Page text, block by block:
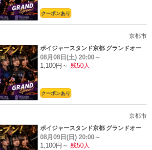
クーポンあり
京都市
ボイジャースタンド京都 グランドオー
プン
08月08日(土) 20:00～
1,100円～ 残50人
クーポンあり
京都市
ボイジャースタンド京都 グランドオー
プン
08月09日(日) 20:00～
1,100円～ 残50人